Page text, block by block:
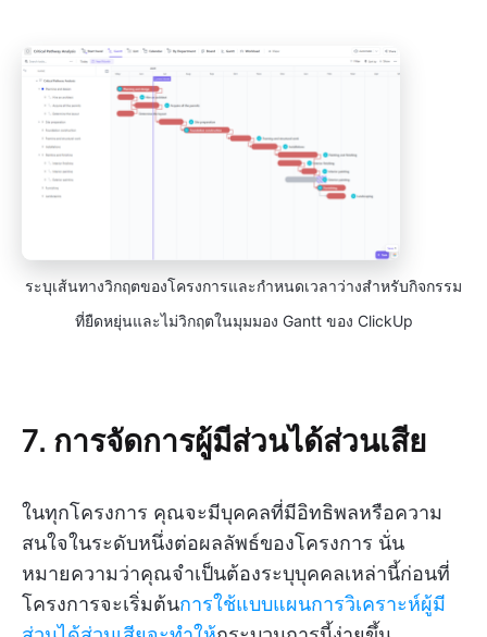
ระบุเส้นทางวิกฤตของโครงการและกำหนดเวลาว่างสำหรับกิจกรรม
ที่ยืดหยุ่นและไม่วิกฤตในมุมมอง Gantt ของ ClickUp
7. การจัดการผู้มีส่วนได้ส่วนเสีย
ในทุกโครงการ คุณจะมีบุคคลที่มีอิทธิพลหรือความ
สนใจในระดับหนึ่งต่อผลลัพธ์ของโครงการ นั่น
หมายความว่าคุณจำเป็นต้องระบุบุคคลเหล่านี้ก่อนที่
โครงการจะเริ่มต้นการใช้แบบแผนการวิเคราะห์ผู้มี